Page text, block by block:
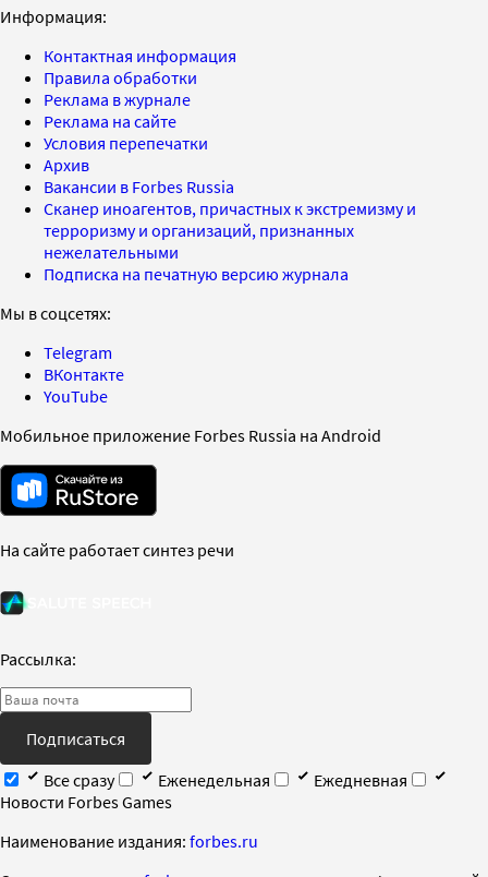
Информация:
Контактная информация
Правила обработки
Реклама в журнале
Реклама на сайте
Условия перепечатки
Архив
Вакансии в Forbes Russia
Сканер иноагентов, причастных к экстремизму и
терроризму и организаций, признанных
нежелательными
Подписка на печатную версию журнала
Мы в соцсетях:
Telegram
ВКонтакте
YouTube
Мобильное приложение Forbes Russia на Android
На сайте работает синтез речи
Рассылка:
Подписаться
Все сразу
Еженедельная
Ежедневная
Новости Forbes Games
Наименование издания: forbes.ru